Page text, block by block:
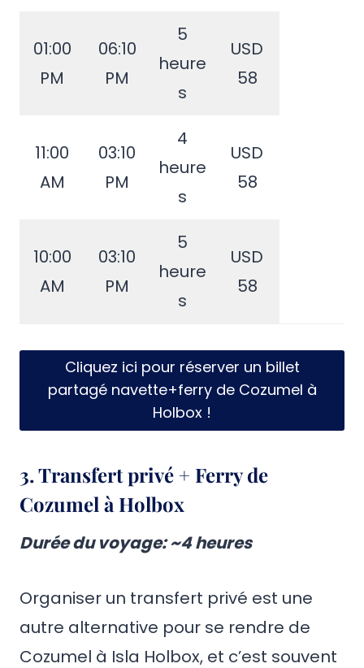
01:00
PM
06:10
PM
5
heure
s
USD
58
11:00
AM
03:10
PM
4
heure
s
USD
58
10:00
AM
03:10
PM
5
heure
s
USD
58
Cliquez ici pour réserver un billet
partagé navette+ferry de Cozumel à
Holbox !
3. Transfert privé + Ferry de
Cozumel à Holbox
Durée du voyage: ~4 heures
Organiser un transfert privé est une
autre alternative pour se rendre de
Cozumel à Isla Holbox, et c’est souvent